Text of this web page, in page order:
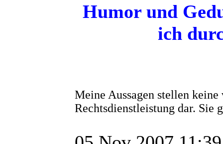
Humor und
ich
Meine Aussagen stellen
Rechtsdienstleistung dar. Sie